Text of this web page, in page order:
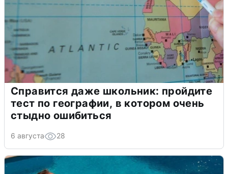
Справится даже школьник: пройдите
тест по географии, в котором очень
стыдно ошибиться
6 августа 28